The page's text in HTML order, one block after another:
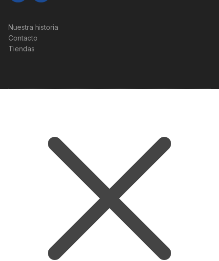
Nuestra historia
Contacto
Tiendas